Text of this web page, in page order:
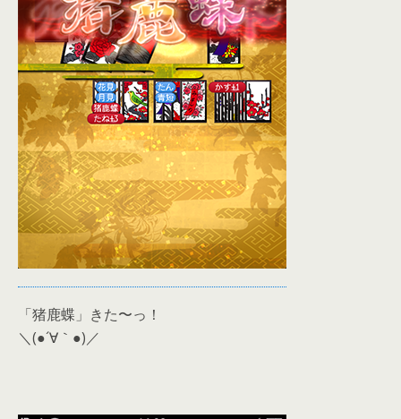
「猪鹿蝶」きた〜っ！
＼(●´∀｀●)／